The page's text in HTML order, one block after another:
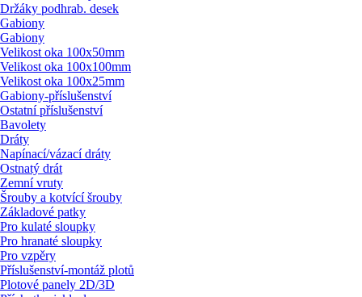
Držáky podhrab. desek
Gabiony
Gabiony
Velikost oka 100x50mm
Velikost oka 100x100mm
Velikost oka 100x25mm
Gabiony-příslušenství
Ostatní příslušenství
Bavolety
Dráty
Napínací/vázací dráty
Ostnatý drát
Zemní vruty
Šrouby a kotvící šrouby
Základové patky
Pro kulaté sloupky
Pro hranaté sloupky
Pro vzpěry
Příslušenství-montáž plotů
Plotové panely 2D/3D